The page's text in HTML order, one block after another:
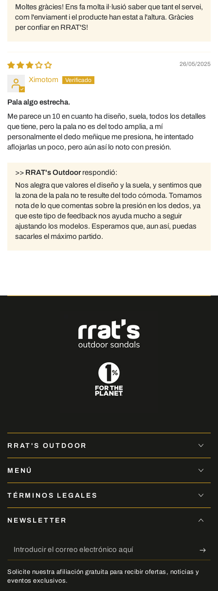
Moltes gràcies! Ens fa molta il·lusió saber que tant el servei,
com l'enviament i el producte han estat a l'altura. Gràcies
per confiar en RRAT'S!
26/05/2025
Ximotom
Pala algo estrecha.
Me parece un 10 en cuanto ha diseño, suela, todos los detalles
que tiene, pero la pala no es del todo amplia, a mí
personalmente el dedo meñique me presiona, he intentado
aflojarlas un poco, pero aún así lo noto con presión.
>> RRAT's Outdoorrespondió:
Nos alegra que valores el diseño y la suela, y sentimos que
la zona de la pala no te resulte del todo cómoda. Tomamos
nota de lo que comentas sobre la presión en los dedos, ya
que este tipo de feedback nos ayuda mucho a seguir
ajustando los modelos. Esperamos que, aun así, puedas
sacarles el máximo partido.
RRAT'S OUTDOOR
MENÚ
TÉRMINOS LEGALES
NEWSLETTER
Introducir
el
correo
Solicite nuestra afiliación gratuita para recibir ofertas, noticias y
eventos exclusivos.